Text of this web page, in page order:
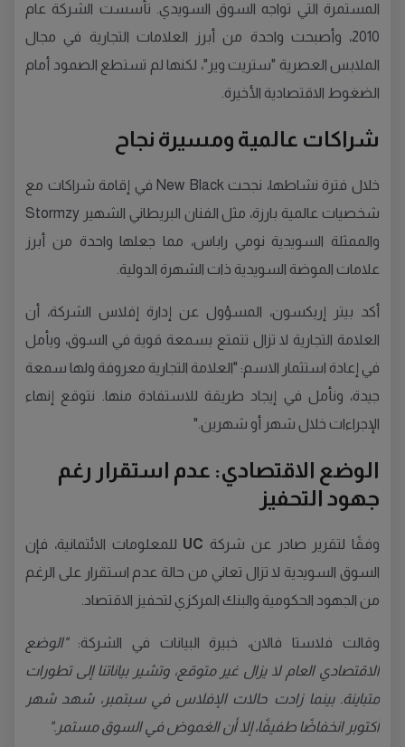
المستمرة التي تواجه السوق السويدي. تأسست الشركة عام
2010، وأصبحت واحدة من أبرز العلامات التجارية في مجال
الملابس العصرية "ستريت وير"، لكنها لم تستطع الصمود أمام
الضغوط الاقتصادية الأخيرة.
شراكات عالمية ومسيرة نجاح
خلال فترة نشاطها، نجحت New Black في إقامة شراكات مع
شخصيات عالمية بارزة، مثل الفنان البريطاني الشهير Stormzy
والممثلة السويدية نومي راباس، مما جعلها واحدة من أبرز
علامات الموضة السويدية ذات الشهرة الدولية.
أكد بيتر إريكسون، المسؤول عن إدارة إفلاس الشركة، أن
العلامة التجارية لا تزال تتمتع بسمعة قوية في السوق، ويأمل
في إعادة استثمار الاسم: "العلامة التجارية معروفة ولها سمعة
جيدة، ونأمل في إيجاد طريقة للاستفادة منها. نتوقع إنهاء
الإجراءات خلال شهر أو شهرين."
الوضع الاقتصادي: عدم استقرار رغم
جهود التحفيز
وفقًا لتقرير صادر عن شركة UC للمعلومات الائتمانية، فإن
السوق السويدية لا تزال تعاني من حالة عدم استقرار على الرغم
من الجهود الحكومية والبنك المركزي لتحفيز الاقتصاد.
وقالت فلاستا فالان، خبيرة البيانات في الشركة:"الوضع
الاقتصادي العام لا يزال غير متوقع، وتشير بياناتنا إلى تطورات
متباينة. بينما زادت حالات الإفلاس في سبتمبر، شهد شهر
أكتوبر انخفاضًا طفيفًا، إلا أن الغموض في السوق مستمر."